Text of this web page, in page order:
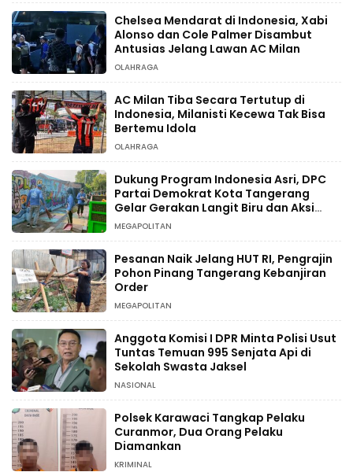
Chelsea Mendarat di Indonesia, Xabi
Alonso dan Cole Palmer Disambut
Antusias Jelang Lawan AC Milan
OLAHRAGA
AC Milan Tiba Secara Tertutup di
Indonesia, Milanisti Kecewa Tak Bisa
Bertemu Idola
OLAHRAGA
Dukung Program Indonesia Asri, DPC
Partai Demokrat Kota Tangerang
Gelar Gerakan Langit Biru dan Aksi
Tanam Pohon
MEGAPOLITAN
Pesanan Naik Jelang HUT RI, Pengrajin
Pohon Pinang Tangerang Kebanjiran
Order
MEGAPOLITAN
Anggota Komisi I DPR Minta Polisi Usut
Tuntas Temuan 995 Senjata Api di
Sekolah Swasta Jaksel
NASIONAL
Polsek Karawaci Tangkap Pelaku
Curanmor, Dua Orang Pelaku
Diamankan
KRIMINAL